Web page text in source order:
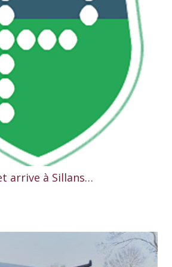
arrive à Sillans…